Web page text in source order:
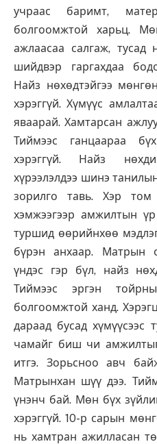
учраас баримт,
болгоомжтой харьц.
ажлаасаа салгаж, тусад
шийдвэр гаргахдаа
Найз нөхөдтэйгээ
хэрэггүй. Хүмүүс
яваарай. Хамтарсан
Тиймээс ганцаараа
хэрэггүй. Найз
хүрээлэлдээ шинэ
зорилго тавь. Хэр том
хэмжээгээр амжилтын
туршид өөрийнхөө
бүрэн анхаар. Матрын
үндэс гэр бүл, найз
Тиймээс эргэн
болгоомжтой ханд.
дараад бусад
чамайг биш чи амжилтыг
итгэ. Зорьсноо авч
Матрынхан шүү дээ.
үнэнч бай. Мөн бүх
хэрэггүй. 10-р сарын
нь хамтран ажилласан